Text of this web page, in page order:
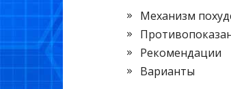
Механизм
Рекомендации
Варианты